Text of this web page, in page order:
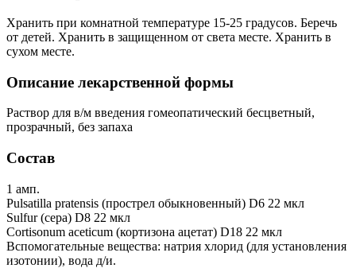
Хранить при комнатной температуре 15-25 градусов. Беречь
от детей. Хранить в защищенном от света месте. Хранить в
сухом месте.
Описание лекарственной формы
Раствор для в/м введения гомеопатический бесцветный,
прозрачный, без запаха
Состав
1 амп.
Pulsatilla pratensis (прострел обыкновенный) D6 22 мкл
Sulfur (сера) D8 22 мкл
Cortisonum aceticum (кортизона ацетат) D18 22 мкл
Вспомогательные вещества: натрия хлорид (для установления
изотонии), вода д/и.